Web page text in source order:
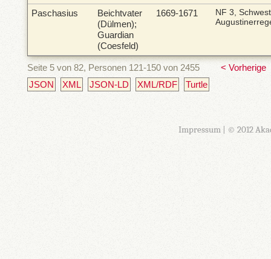
Paschasius
Beichtvater
(Dülmen);
Guardian
(Coesfeld)
1669-1671
NF 3,
Seite 5 von 82, Personen 121-150 von 2455
< Vorherige
JSON
XML JSON-LD XML/RDF Turtle
Impressum| © 2012